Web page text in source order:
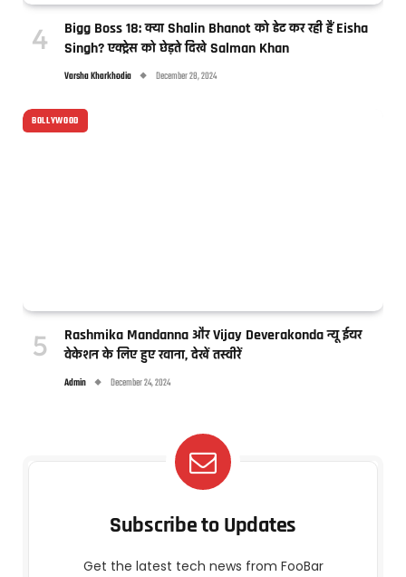
Bigg Boss 18: क्या Shalin Bhanot को डेट कर रही हैं Eisha
Singh? एक्ट्रेस को छेड़ते दिखे Salman Khan
Varsha Kharkhodia December 28, 2024
BOLLYWOOD
Rashmika Mandanna और Vijay Deverakonda न्यू ईयर
वेकेशन के लिए हुए रवाना, देखें तस्वीरें
Admin December 24, 2024
Subscribe to Updates
Get the latest tech news from FooBar